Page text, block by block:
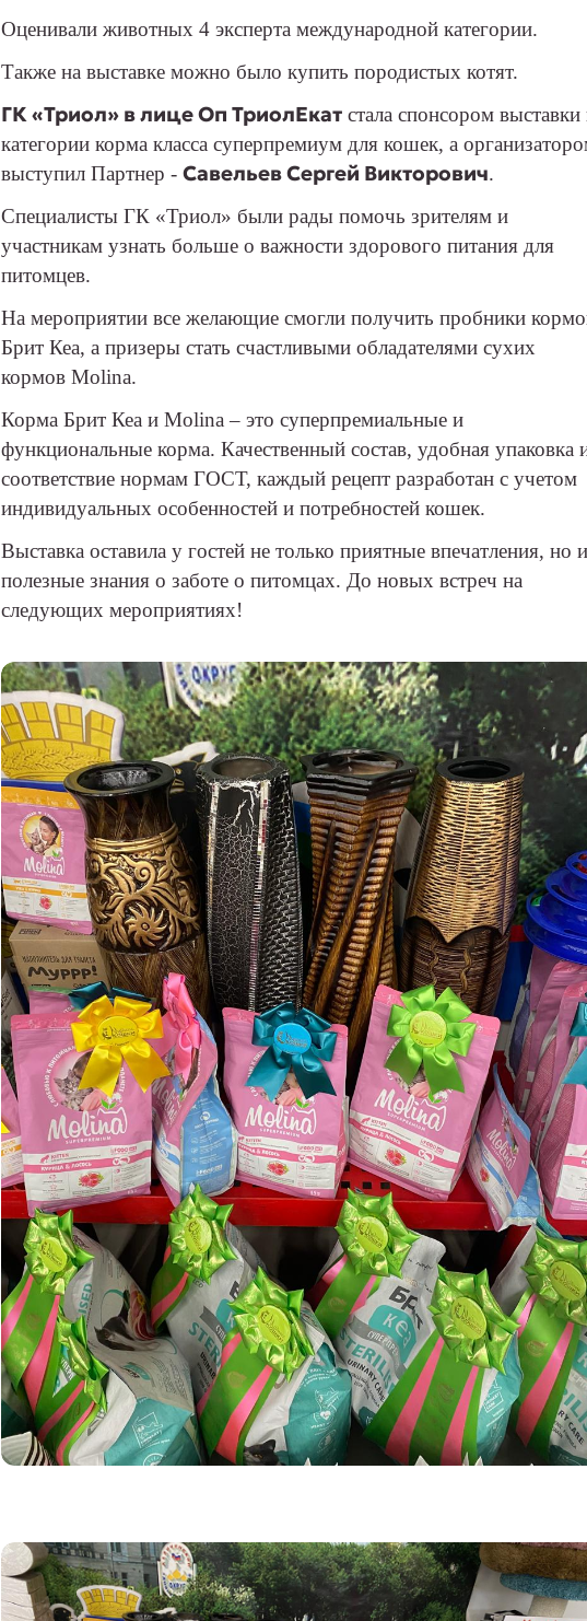
Оценивали животных 4 эксперта международной категории.
Также на выставке можно было купить породистых котят.
ГК «Триол» в лице Оп ТриолЕкат стала спонсором выставки
категории корма класса суперпремиум для кошек, а
выступил Партнер -Савельев Сергей Викторович.
Специалисты ГК «Триол» были рады помочь зрителям и
участникам узнать больше о важности здорового питания для
питомцев.
На мероприятии все желающие смогли получить пробники
Брит Кеа, а призеры стать счастливыми обладателями сухих
кормов Molina.
Корма Брит Кеа иMolina – это суперпремиальные и
функциональные корма. Качественный состав, удобная упаковка
соответствие нормам ГОСТ, каждый рецепт разработан с учетом
индивидуальных особенностей и потребностей кошек.
Выставка оставила у гостей не только приятные впечатления, но и
полезные знания о заботе о питомцах. До новых встреч на
следующих мероприятиях!